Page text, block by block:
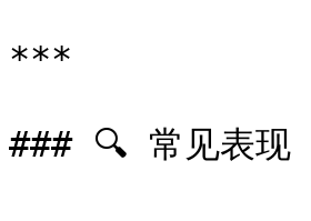
***
### 🔍 常见表现